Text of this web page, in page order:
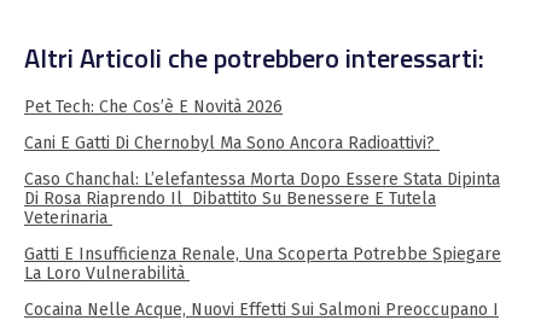
Altri Articoli che potrebbero interessarti:
Pet Tech: Che Cos’è E Novità 2026
Cani E Gatti Di Chernobyl Ma Sono Ancora Radioattivi?
Caso Chanchal: L’elefantessa Morta Dopo Essere Stata Dipinta
Di Rosa Riaprendo Il Dibattito Su Benessere E Tutela
Veterinaria
Gatti E Insufficienza Renale, Una Scoperta Potrebbe Spiegare
La Loro Vulnerabilità
Cocaina Nelle Acque, Nuovi Effetti Sui Salmoni Preoccupano I